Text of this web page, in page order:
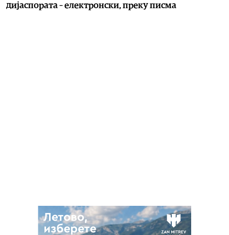
дијаспората – електронски, преку писма